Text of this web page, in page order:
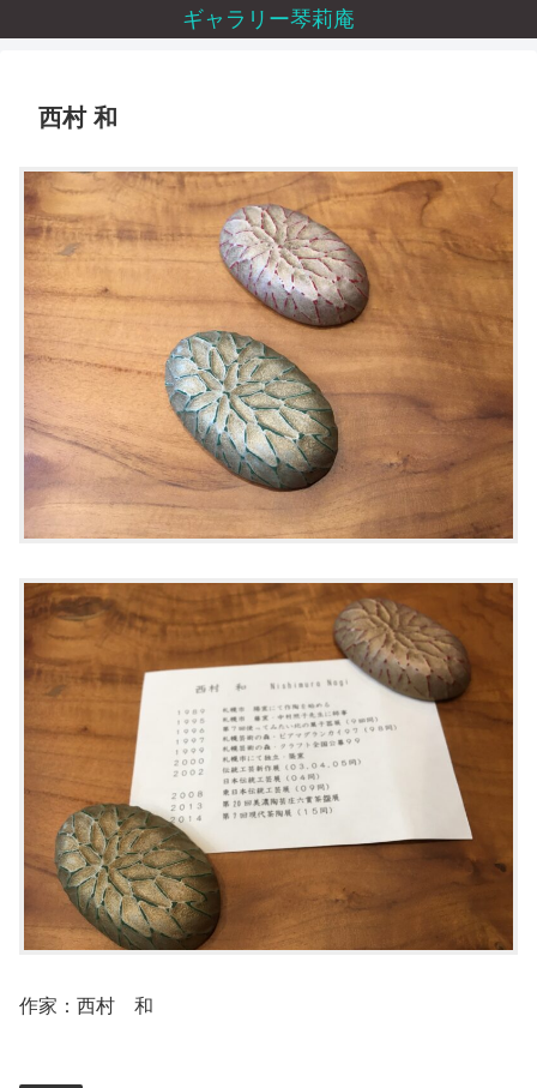
ギャラリー琴莉庵
西村 和
作家：西村 和